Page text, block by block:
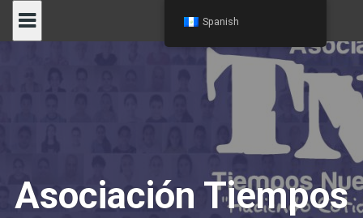
Asociación Tiempos
Spanish